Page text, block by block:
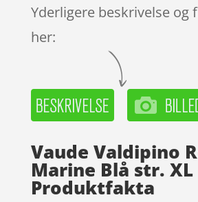
Yderligere beskrivelse og
her:
Vaude Valdipino
Marine Blå str. XL
Produktfakta